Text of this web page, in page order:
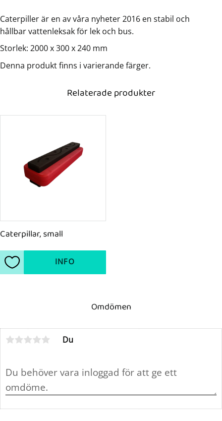
Caterpiller är en av våra nyheter 2016 en stabil och
hållbar vattenleksak för lek och bus.
Storlek: 2000 x 300 x 240 mm
Denna produkt finns i varierande färger.
Omdömen
Du
Relaterade produkter
Caterpillar, small
Lägg till i favoriter
INFO